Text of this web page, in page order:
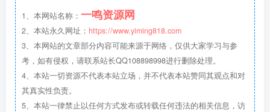
1、本网站名称： 一鸣资源网
2、本站永久网址： https://www.yiming818.com
3、本网站的文章部分内容可能来源于网络，仅供大家学习与参
考，如有侵权，请联系站长QQ108898998进行删除处理。
4、本站一切资源不代表本站立场，并不代表本站赞同其观点和对
其真实性负责。
5、本站一律禁止以任何方式发布或转载任何违法的相关信息，访